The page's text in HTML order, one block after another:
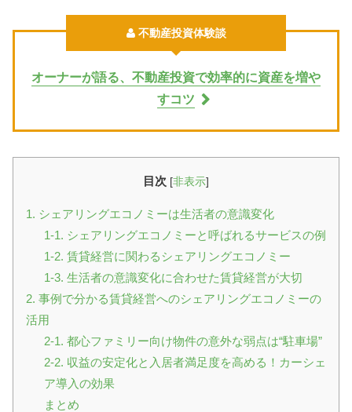
不動産投資体験談
オーナーが語る、不動産投資で効率的に資産を増や
すコツ
目次 [非表示]
1. シェアリングエコノミーは生活者の意識変化
1-1. シェアリングエコノミーと呼ばれるサービスの例
1-2. 賃貸経営に関わるシェアリングエコノミー
1-3. 生活者の意識変化に合わせた賃貸経営が大切
2. 事例で分かる賃貸経営へのシェアリングエコノミーの
活用
2-1. 都心ファミリー向け物件の意外な弱点は“駐車場”
2-2. 収益の安定化と入居者満足度を高める！カーシェ
ア導入の効果
まとめ